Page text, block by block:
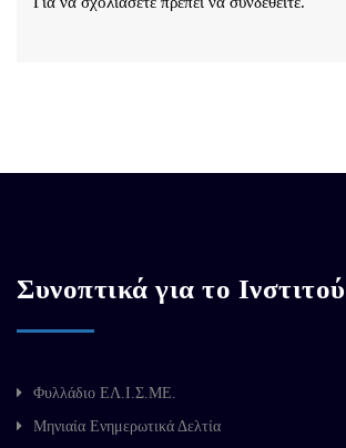
Συνοπτικά για το
Φυλλάδιο ΕΛ.Ι.Σ.ΜΕ.
Μηνιαία Ενημερωτικά Δελτία